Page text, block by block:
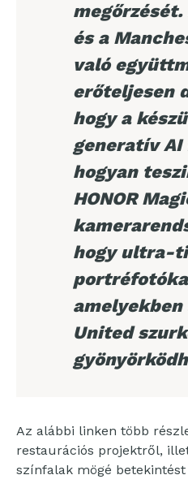
megőrzését.
és a
való
erőteljesen
hogy a
generatív
hogyan
HONOR
hogy ultra-
United
Az alábbi linken több
restaurációs projektről,
színfalak mögé betekintést